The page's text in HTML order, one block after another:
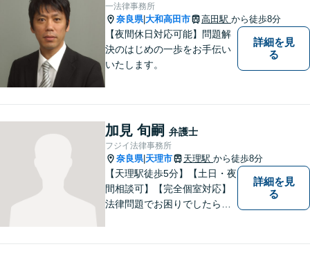
一法律事務所
奈良県|大和高田市 高田駅 から徒歩8分
【夜間休日対応可能】問題解
決のはじめの一歩をお手伝い
いたします。
詳細を見
る
加見 旬嗣 弁護士
フジイ法律事務所
奈良県| 天理市 天理駅 から徒歩8分
【天理駅徒歩5分】【土日・夜
間相談可】【完全個室対応】
法律問題でお困りでしたらお
詳細を見
る